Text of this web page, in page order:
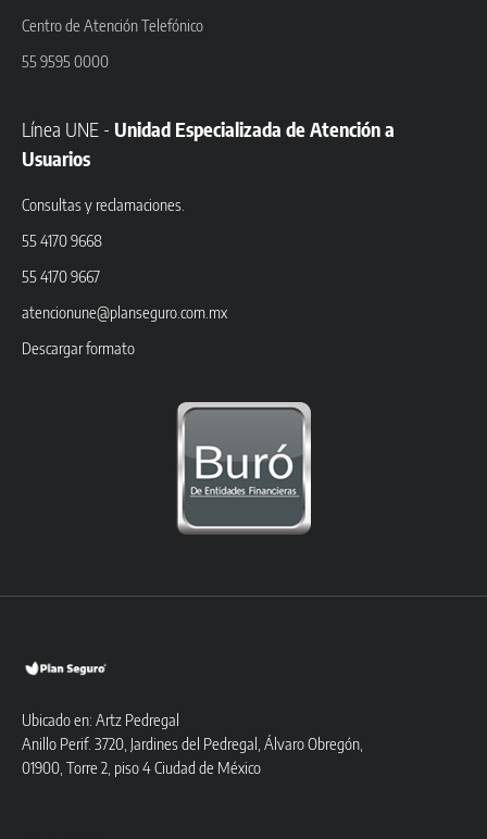
Centro de Atención Telefónico
55 9595 0000
Línea UNE - Unidad Especializada de Atención a
Usuarios
Consultas y reclamaciones.
55 4170 9668
55 4170 9667
atencionune@planseguro.com.mx
Descargar formato
Ubicado en: Artz Pedregal
Anillo Perif. 3720, Jardines del Pedregal, Álvaro Obregón,
01900, Torre 2, piso 4 Ciudad de México